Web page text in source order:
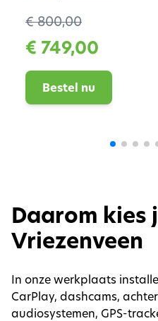
€ 800,00
€ 749,00
Bestel nu
Daarom kies
Vriezenveen
In onze werkplaats
CarPlay, dashcams,
audiosystemen, GPS-